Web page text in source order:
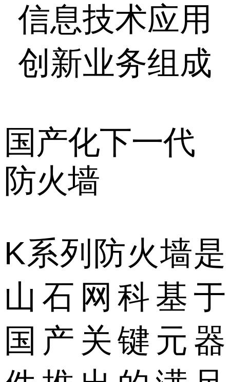
信息技术应用
创新业务组成
国产化下一代
防火墙
K系列防火墙是
山石网科基于
国产关键元器